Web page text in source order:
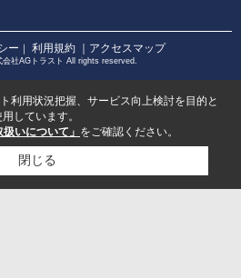
ー 利用規約 ｜アクセスマップ
社AGトラスト All rights reserved.
利用状況把握、サービス向上検討を目的と
しています。
扱いについて」 をご確認ください。
閉じる